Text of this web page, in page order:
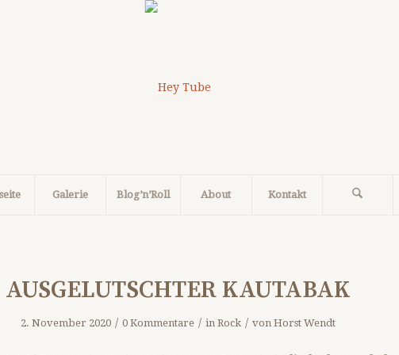
Galerie Blog’n’Roll About Kontakt
AUSGELUTSCHTER KAUTABAK
2. November 2020 / 0 Kommentare / in Rock / von Horst Wendt